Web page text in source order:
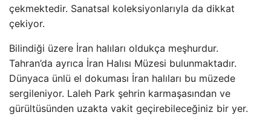
çekmektedir. Sanatsal koleksiyonlarıyla da dikkat
çekiyor.
Bilindiği üzere İran halıları oldukça meşhurdur.
Tahran’da ayrıca İran Halısı Müzesi bulunmaktadır.
Dünyaca ünlü el dokuması İran halıları bu müzede
sergileniyor. Laleh Park şehrin karmaşasından ve
gürültüsünden uzakta vakit geçirebileceğiniz bir yer.